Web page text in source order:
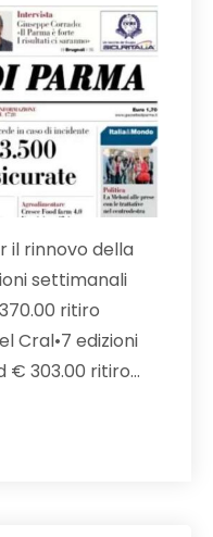
il rinnovo della
settimanali
ritiro
Cral•7 edizioni
€ 303.00 ritiro…